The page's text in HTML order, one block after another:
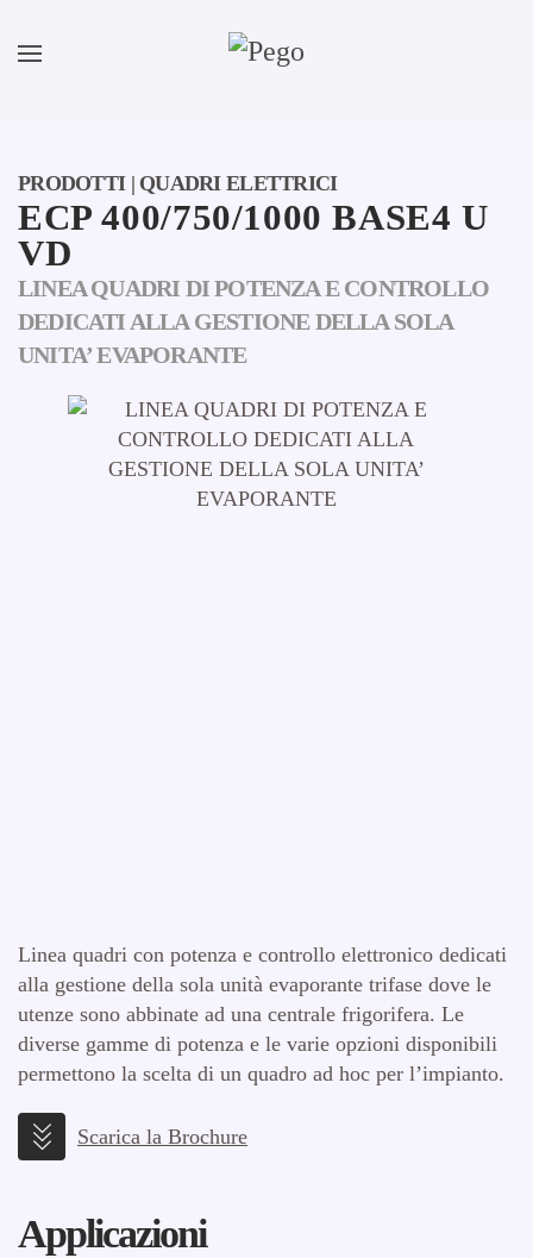
PRODOTTI | QUADRI ELETTRICI
ECP 400/750/1000 BASE4 U
VD
LINEA QUADRI DI POTENZA E CONTROLLO
DEDICATI ALLA GESTIONE DELLA SOLA
UNITA’ EVAPORANTE
Linea quadri con potenza e controllo elettronico dedicati
alla gestione della sola unità evaporante trifase dove le
utenze sono abbinate ad una centrale frigorifera. Le
diverse gamme di potenza e le varie opzioni disponibili
permettono la scelta di un quadro ad hoc per l’impianto.
Scarica la Brochure
Applicazioni